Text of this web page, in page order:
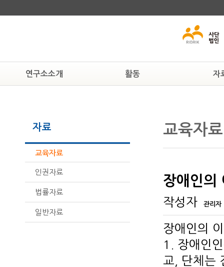
연구소소개
찾아오시는 길
활동 자
법률자료
일반자료
자료
교육자료
인권자료
법률자료
일반자료
교육자료
장애인의
작성자 관리자
장애인의
1. 장애인
교, 단체는